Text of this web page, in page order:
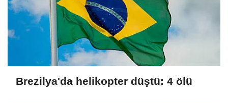
Brezilya'da helikopter düştü: 4 ölü